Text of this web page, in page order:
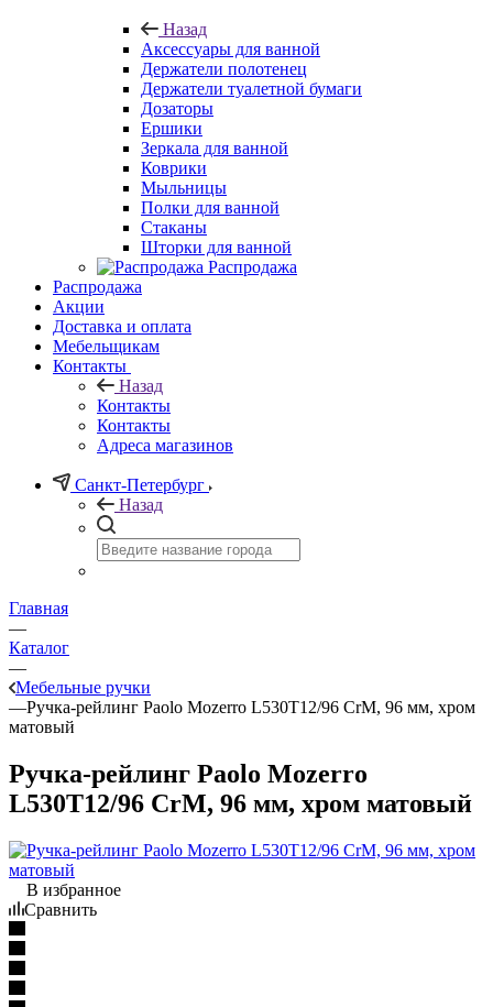
Назад
Аксессуары для ванной
Держатели полотенец
Держатели туалетной бумаги
Дозаторы
Ершики
Зеркала для ванной
Коврики
Мыльницы
Полки для ванной
Стаканы
Шторки для ванной
Распродажа
Распродажа
Акции
Доставка и оплата
Мебельщикам
Контакты
Назад
Контакты
Контакты
Адреса магазинов
Санкт-Петербург
Назад
Главная
—
Каталог
—
Мебельные ручки
—Ручка-рейлинг Paolo Mozerro L530T12/96 CrM, 96 мм, хром
матовый
Ручка-рейлинг Paolo Mozerro
L530T12/96 CrM, 96 мм, хром матовый
В избранное
Сравнить